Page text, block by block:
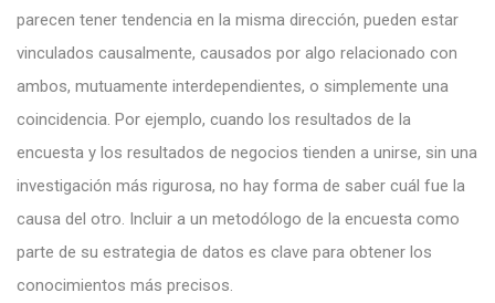
parecen tener tendencia en la misma dirección, pueden estar
vinculados causalmente, causados ​​por algo relacionado con
ambos, mutuamente interdependientes, o simplemente una
coincidencia. Por ejemplo, cuando los resultados de la
encuesta y los resultados de negocios tienden a unirse, sin una
investigación más rigurosa, no hay forma de saber cuál fue la
causa del otro. Incluir a un metodólogo de la encuesta como
parte de su estrategia de datos es clave para obtener los
conocimientos más precisos.